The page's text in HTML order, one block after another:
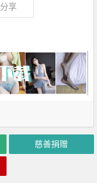
分享
慈善捐赠